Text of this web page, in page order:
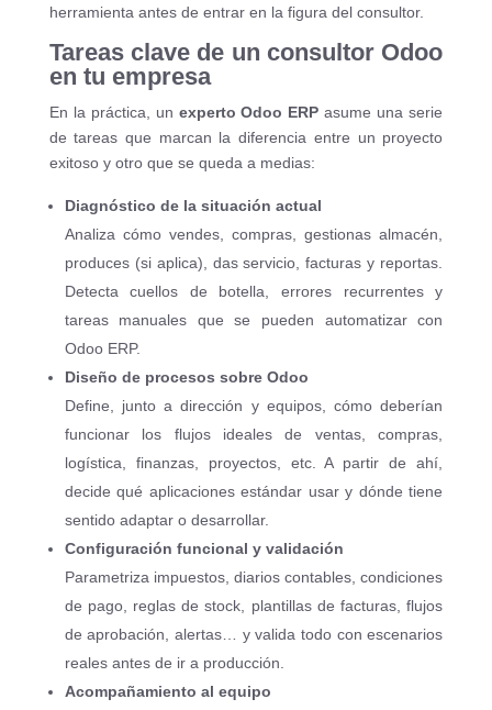
herramienta antes de entrar en la figura del consultor.
Tareas clave de un consultor Odoo
en tu empresa
En la práctica, un experto Odoo ERP asume una serie
de tareas que marcan la diferencia entre un proyecto
exitoso y otro que se queda a medias:
Diagnóstico de la situación actual
Analiza cómo vendes, compras, gestionas almacén,
produces (si aplica), das servicio, facturas y reportas.
Detecta cuellos de botella, errores recurrentes y
tareas manuales que se pueden automatizar con
Odoo ERP.
Diseño de procesos sobre Odoo
Define, junto a dirección y equipos, cómo deberían
funcionar los flujos ideales de ventas, compras,
logística, finanzas, proyectos, etc. A partir de ahí,
decide qué aplicaciones estándar usar y dónde tiene
sentido adaptar o desarrollar.
Configuración funcional y validación
Parametriza impuestos, diarios contables, condiciones
de pago, reglas de stock, plantillas de facturas, flujos
de aprobación, alertas… y valida todo con escenarios
reales antes de ir a producción.
Acompañamiento al equipo